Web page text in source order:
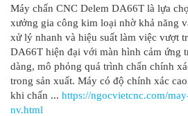
Máy chấn CNC Delem DA66T là lựa
xưởng gia công kim loại nhờ khả năng
xử lý nhanh và hiệu suất làm việc vượt
DA66T hiện đại với màn hình cảm ứng
dàng, mô phỏng quá trình chấn chính
trong sản xuất. Máy có độ chính xác
khi chấn ... https://ngocvietcnc.com/
nv.html